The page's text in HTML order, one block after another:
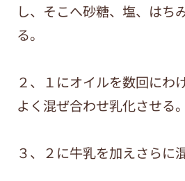
し、そこへ砂糖、塩、はち
る。
２、１にオイルを数回にわ
よく混ぜ合わせ乳化させる。
３、２に牛乳を加えさらに